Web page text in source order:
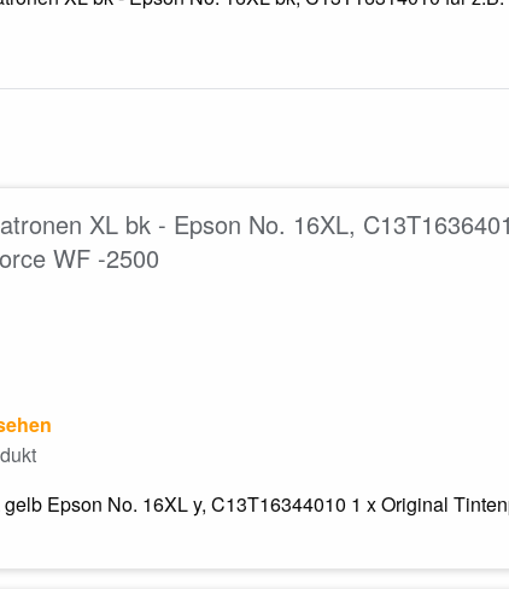
XL bk - Epson No. 16XL,
WF -2500
Epson No. 16XL y, C13T16344010 1 x Original